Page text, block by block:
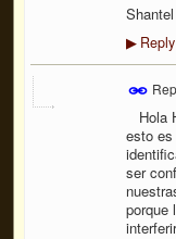
Shantel
▶Reply
Hola
esto
ser
porque